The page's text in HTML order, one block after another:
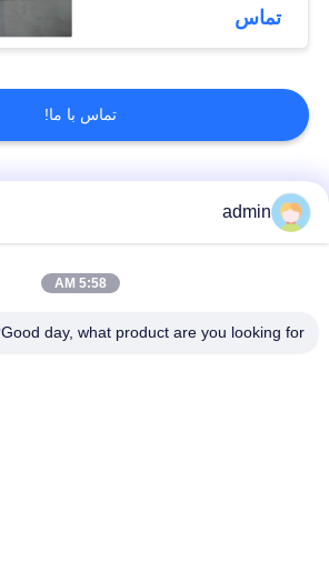
تماس
تماس با ما!
دسته بندی های محبوب
admin
5:58 AM
Good day, what product are you looking for?